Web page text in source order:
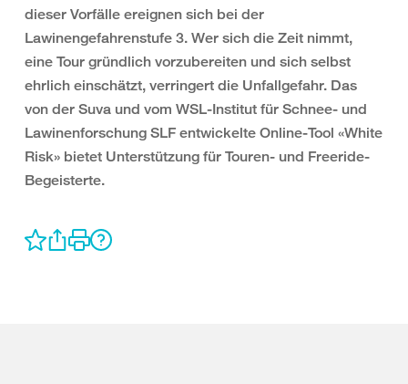
dieser Vorfälle ereignen sich bei der
Lawinengefahrenstufe 3. Wer sich die Zeit nimmt,
eine Tour gründlich vorzubereiten und sich selbst
ehrlich einschätzt, verringert die Unfallgefahr. Das
von der Suva und vom WSL-Institut für Schnee- und
Lawinenforschung SLF entwickelte Online-Tool «White
Risk» bietet Unterstützung für Touren- und Freeride-
Begeisterte.